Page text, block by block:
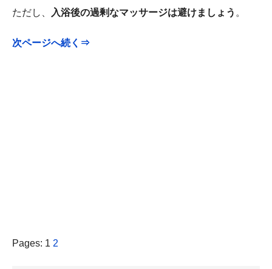
ただし、 入浴後の過剰なマッサージは避けましょう 。
次ページへ続く⇒
Pages: 1 2